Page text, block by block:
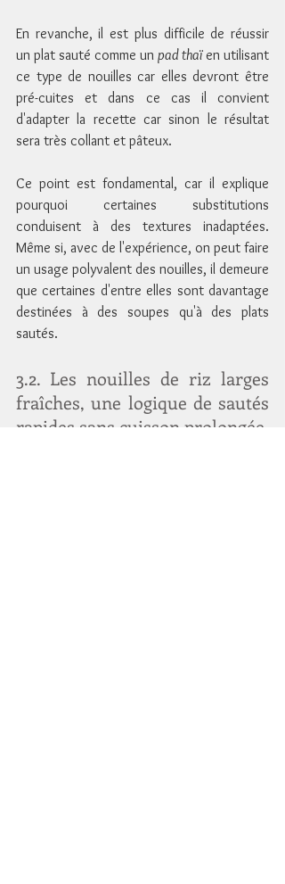
En revanche, il est plus difficile de réussir
un plat sauté comme un pad thaï en utilisant
ce type de nouilles car elles devront être
pré-cuites et dans ce cas il convient
d'adapter la recette car sinon le résultat
sera très collant et pâteux.
Ce point est fondamental, car il explique
pourquoi certaines substitutions
conduisent à des textures inadaptées.
Même si, avec de l'expérience, on peut faire
un usage polyvalent des nouilles, il demeure
que certaines d'entre elles sont davantage
destinées à des soupes qu'à des plats
sautés.
3.2. Les nouilles de riz larges
fraîches, une logique de sautés
rapides sans cuisson prolongée